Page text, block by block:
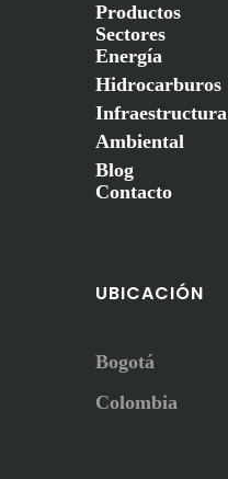
Productos
Sectores
Energía
Hidrocarburos
Infraestructura
Ambiental
Blog
Contacto
UBICACIÓN
Bogotá
Colombia